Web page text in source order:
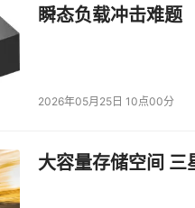
瞬态负载冲击难题
2026年05月25日 10点00分
大容量存储空间